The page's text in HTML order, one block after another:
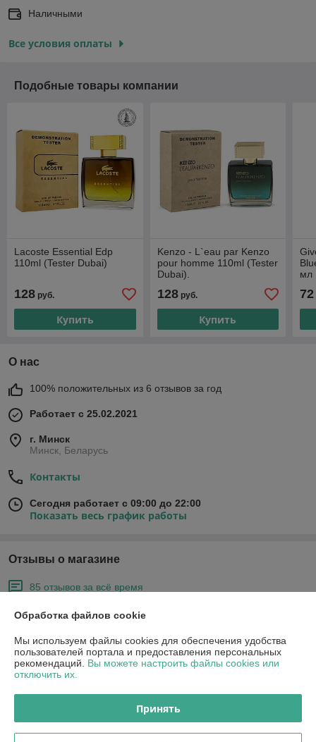
Наличными
Все условия оплаты
Подобные товары компании
Lacoste Essential Edp
110ml (Tester Dubai)
128 руб.
Купить
Kenzo - L`eau par Kenzo
pour homme 110ml (Tester
Dubai).
128руб.
Купить
мл
72
О нас
100% положительных из 6 отзывов за год
Работает с 25.02.2021
г. Минск
Минск, Беларусь
Контакты
Сегодня работает с 09:00 до 22:00
Показать весь график работы
Отзывы о магазине
85 отзывов за всё время
Покупатель
Отлично
Сделка подтверждена через корзину
Отлично
Обработка файлов cookie
Мы используем файлы cookies для обеспечения удобства
пользователей портала и предоставления персональных
рекомендаций. Вы можете настроить файлы cookies или
отключить их.
Принять